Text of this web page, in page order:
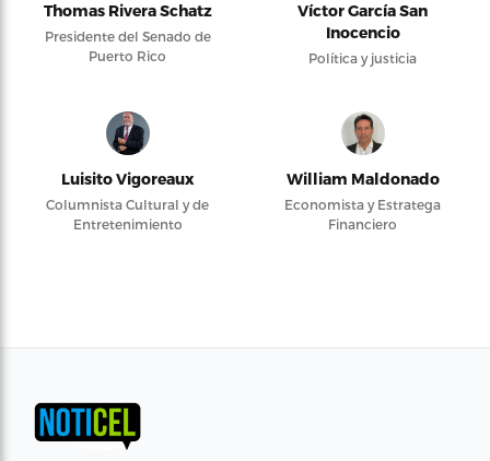
Thomas Rivera Schatz
Presidente del Senado de
Puerto Rico
Víctor García San
Inocencio
Política y justicia
Luisito Vigoreaux
Columnista Cultural y de
Entretenimiento
William Maldonado
Economista y Estratega
Financiero